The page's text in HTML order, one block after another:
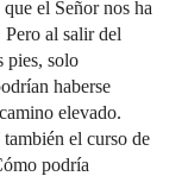
el Señor nos ha
al salir del
pies, solo
haberse
elevado.
el curso de
podría